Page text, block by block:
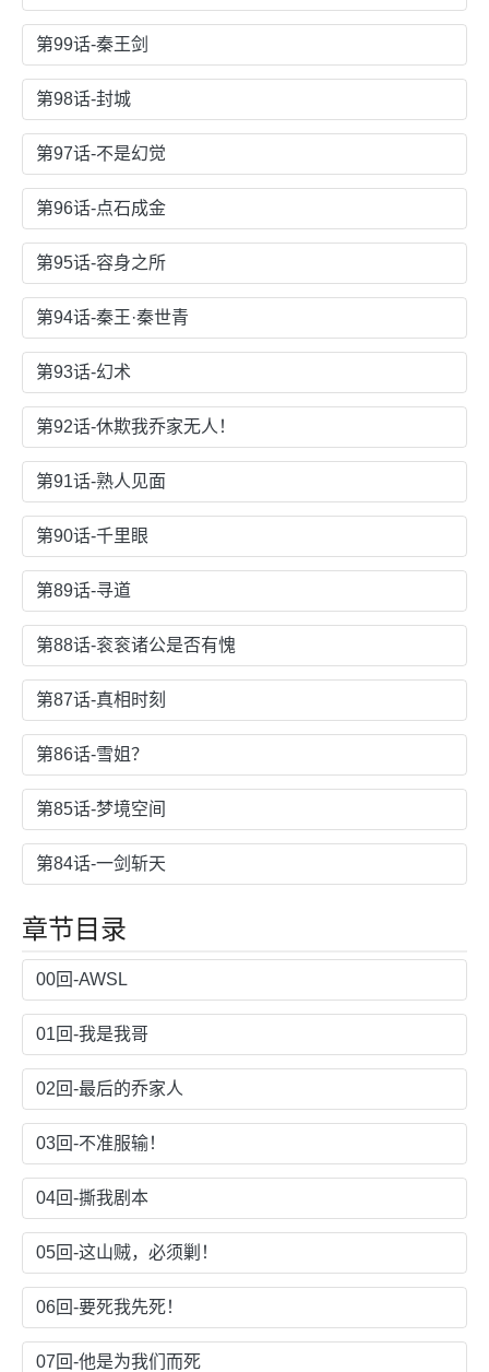
第99话-秦王剑
第98话-封城
第97话-不是幻觉
第96话-点石成金
第95话-容身之所
第94话-秦王·秦世青
第93话-幻术
第92话-休欺我乔家无人！
第91话-熟人见面
第90话-千里眼
第89话-寻道
第88话-衮衮诸公是否有愧
第87话-真相时刻
第86话-雪姐？
第85话-梦境空间
第84话-一剑斩天
章节目录
00回-AWSL
01回-我是我哥
02回-最后的乔家人
03回-不准服输！
04回-撕我剧本
05回-这山贼，必须剿！
06回-要死我先死！
07回-他是为我们而死